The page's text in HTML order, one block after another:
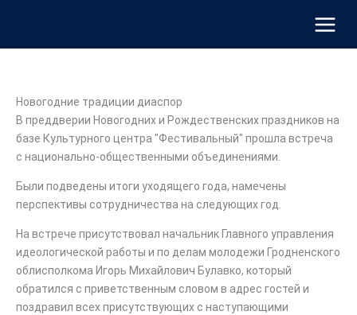
Новогодние традиции диаспор
В преддверии Новогодних и Рождественских праздников на
базе Культурного центра "Фестивальный" прошла встреча
с национально-общественными объединениями.
Были подведены итоги уходящего года, намечены
перспективы сотрудничества на следующих год.
На встрече присутствовал начальник Главного управления
идеологической работы и по делам молодежи Гродненского
облисполкома Игорь Михайлович Булавко, который
обратился с приветственным словом в адрес гостей и
поздравил всех присутствующих с наступающими